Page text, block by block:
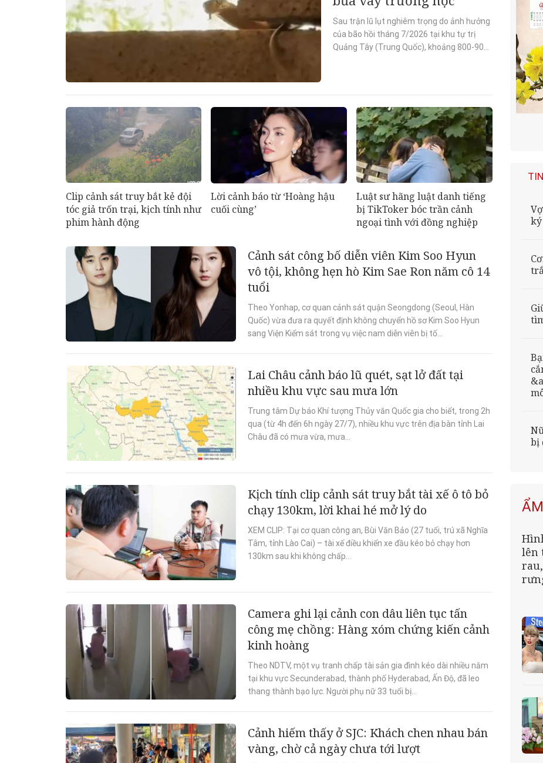
Sau trận lũ lụt nghiêm trọng do ảnh hưởng
của bão hồi tháng 7/2026 tại khu tự trị
Quảng Tây (Trung Quốc), khoảng 800-900
Clip cảnh sát truy bắt kẻ đội
tóc giả trốn trại, kịch tính như
phim hành động
Lời cảnh báo từ ‘Hoàng hậu
cuối cùng’
Luật sư hãng luật danh tiếng
bị TikToker bóc trần cảnh
ngoại tình với đồng nghiệp
Cảnh sát công bố diễn viên Kim Soo Hyun
vô tội, không hẹn hò Kim Sae Ron năm cô 14
tuổi
Theo Yonhap, cơ quan cảnh sát quận Seongdong (Seoul, Hàn
Quốc) vừa đưa ra quyết định không chuyển hồ sơ Kim Soo Hyun
sang Viện Kiểm sát trong vụ việc nam diễn viên bị tố...
Lai Châu cảnh báo lũ quét, sạt lở đất tại
nhiều khu vực sau mưa lớn
Trung tâm Dự báo Khí tượng Thủy văn Quốc gia cho biết, trong 2h
qua (từ 4h đến 6h ngày 27/7), nhiều khu vực trên địa bàn tỉnh Lai
Châu đã có mưa vừa, mưa...
Kịch tính clip cảnh sát truy bắt tài xế ô tô bỏ
chạy 130km, lời khai hé mở lý do
XEM CLIP: Tại cơ quan công an, Bùi Văn Bảo (27 tuổi, trú xã Nghĩa
Tâm, tỉnh Lào Cai) – tài xế điều khiển xe đầu kéo bỏ chạy hơn
130km sau khi không chấp...
Camera ghi lại cảnh con dâu liên tục tấn
công mẹ chồng: Hàng xóm chứng kiến cảnh
kinh hoàng
Theo NDTV, một vụ tranh chấp tài sản gia đình kéo dài nhiều năm
tại khu vực Secunderabad, thành phố Hyderabad, Ấn Độ, đã leo
thang thành bạo lực. Người phụ nữ 33 tuổi bị...
Cảnh hiếm thấy ở SJC: Khách chen nhau bán
vàng, chờ cả ngày chưa tới lượt
bị
lên